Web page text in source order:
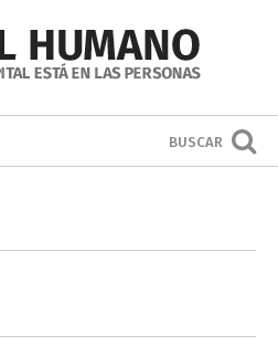
BUSCAR